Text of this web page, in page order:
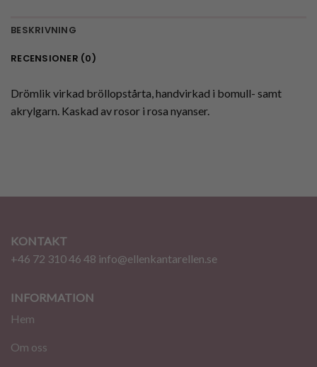
BESKRIVNING
RECENSIONER (0)
Drömlik virkad bröllopstårta, handvirkad i bomull- samt
akrylgarn. Kaskad av rosor i rosa nyanser.
KONTAKT
+46 72 310 46 48 info@ellenkantarellen.se
INFORMATION
Hem
Om oss